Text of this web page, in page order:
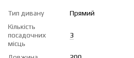
Тип дивану
Прямий
Кількість
посадочних
місць
3